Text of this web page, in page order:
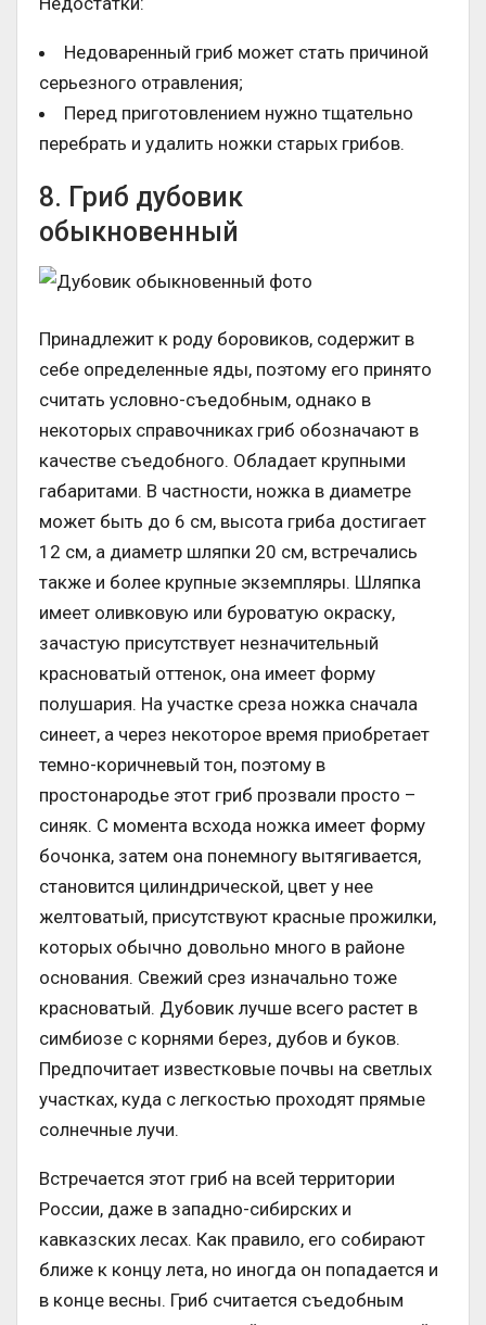
Недоваренный гриб может стать причиной
серьезного отравления;
Перед приготовлением нужно тщательно
перебрать и удалить ножки старых грибов.
8. Гриб дубовик
обыкновенный
Принадлежит к роду боровиков, содержит в
себе определенные яды, поэтому его принято
считать условно-съедобным, однако в
некоторых справочниках гриб обозначают в
качестве съедобного. Обладает крупными
габаритами. В частности, ножка в диаметре
может быть до 6 см, высота гриба достигает
12 см, а диаметр шляпки 20 см, встречались
также и более крупные экземпляры. Шляпка
имеет оливковую или буроватую окраску,
зачастую присутствует незначительный
красноватый оттенок, она имеет форму
полушария. На участке среза ножка сначала
синеет, а через некоторое время приобретает
темно-коричневый тон, поэтому в
простонародье этот гриб прозвали просто –
синяк. С момента всхода ножка имеет форму
бочонка, затем она понемногу вытягивается,
становится цилиндрической, цвет у нее
желтоватый, присутствуют красные прожилки,
которых обычно довольно много в районе
основания. Свежий срез изначально тоже
красноватый. Дубовик лучше всего растет в
симбиозе с корнями берез, дубов и буков.
Предпочитает известковые почвы на светлых
участках, куда с легкостью проходят прямые
солнечные лучи.
Встречается этот гриб на всей территории
России, даже в западно-сибирских и
кавказских лесах. Как правило, его собирают
ближе к концу лета, но иногда он попадается и
в конце весны. Гриб считается съедобным